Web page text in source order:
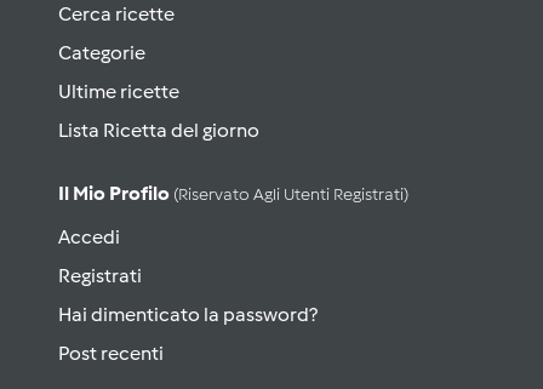
Cerca ricette
Categorie
Ultime ricette
Lista Ricetta del giorno
Il Mio Profilo (riservato Agli Utenti Registrati)
Accedi
Registrati
Hai dimenticato la password?
Post recenti